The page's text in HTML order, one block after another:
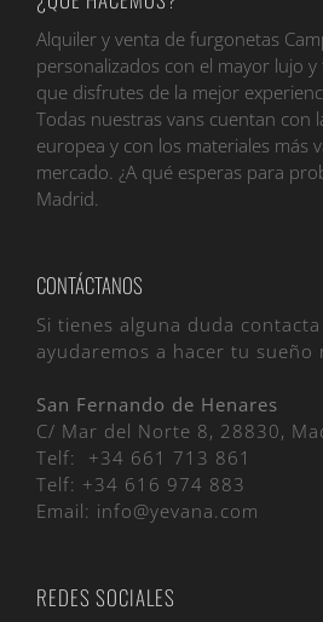
Alquiler y venta de furgonetas
personalizados con el mayor lujo
que disfrutes de la mejor
Todas nuestras vans cuentan con
europea y con los materiales más
mercado. ¿A qué esperas para
Madrid.
CONTÁCTANOS
Si tienes alguna duda
ayudaremos a hacer tu sueño
San Fernando de Henares
C/ Mar del Norte 8, 28830,
Telf: +34 661 713 861
Telf: +34 616 974 883
Email: info@yevana.com
REDES SOCIALES